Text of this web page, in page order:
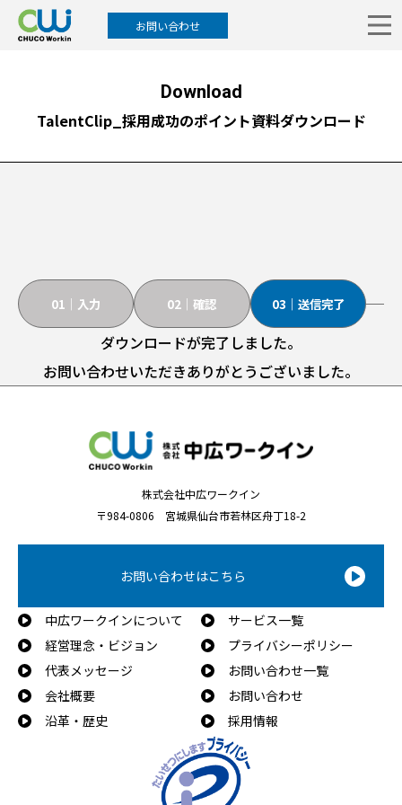
お問い合わせ
Download
TalentClip_採用成功のポイント資料ダウンロード
01｜入力 02｜確認 03｜送信完了
ダウンロードが完了しました。
お問い合わせいただきありがとうございました。
株式会社中広ワークイン
〒984-0806 宮城県仙台市若林区舟丁18-2
お問い合わせはこちら
中広ワークインについて
経営理念・ビジョン
代表メッセージ
会社概要
沿革・歴史
サービス一覧
プライバシーポリシー
お問い合わせ一覧
お問い合わせ
採用情報